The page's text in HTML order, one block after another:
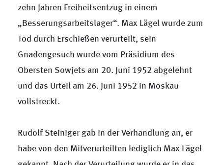
zehn Jahren Freiheitsentzug in einem
„Besserungsarbeitslager“. Max Lägel wurde zum
Tod durch Erschießen verurteilt, sein
Gnadengesuch wurde vom Präsidium des
Obersten Sowjets am 20. Juni 1952 abgelehnt
und das Urteil am 26. Juni 1952 in Moskau
vollstreckt.
Rudolf Steiniger gab in der Verhandlung an, er
habe von den Mitverurteilten lediglich Max Lägel